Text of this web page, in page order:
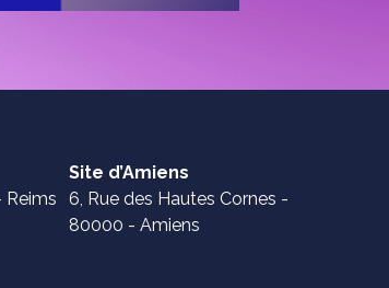
Reims
Site d’Amiens
6, Rue des Hautes Cornes -
80000 - Amiens